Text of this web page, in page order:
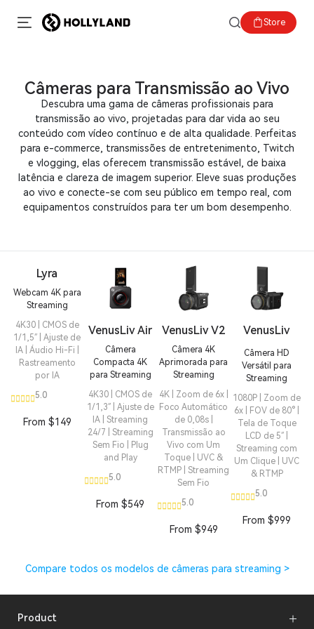
Store
Câmeras para Transmissão ao Vivo
Descubra uma gama de câmeras profissionais para
transmissão ao vivo, projetadas para dar vida ao seu
conteúdo com vídeo contínuo e de alta qualidade. Perfeitas
para e-commerce, transmissões de entretenimento, Twitch
e vlogging, elas oferecem transmissão estável, de baixa
latência e clareza de imagem superior. Eleve suas produções
ao vivo e conecte-se com seu público em tempo real, com
equipamentos construídos para ter um bom desempenho.
Lyra
Webcam 4K para
Streaming
4K30 | CMOS de
1/1,5″ | Ajuste de
IA | Áudio Hi-Fi |
Rastreamento
por IA
5.0
From $149
VenusLiv Air
Câmera
Compacta 4K
para Streaming
4K30 | CMOS de
1/1,3″ | Ajuste de
IA | Streaming
24/7 | Streaming
Sem Fio | Plug
and Play
5.0
From $549
VenusLiv V2
Câmera 4K
Aprimorada para
Streaming
4K | Zoom de 6x |
Foco Automático
de 0,08s |
Transmissão ao
Vivo com Um
Toque | UVC &
RTMP | Streaming
Sem Fio
5.0
From $949
VenusLiv
Câmera HD
Versátil para
Streaming
1080P | Zoom de
6x | FOV de 80° |
Tela de Toque
LCD de 5″ |
Streaming com
Um Clique | UVC
& RTMP
5.0
From $999
Compare todos os modelos de câmeras para streaming >
Product